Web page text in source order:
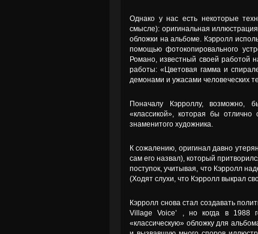
Однако у нас есть некоторые
смысле): оригинальная
обложки на альбоме. Кэрролл
помощью фотокопировального
Романо, известный своей работой
работы: «Цветовая гамма и
демонами и ужасами человеческих
Поначалу Кэрроллу, возможно,
«классикой», которая бы
знаменитого художника.
К сожалению, оригинал давно
сам его назвал), который
поступок, учитывая, что Кэрролл
(Ходят слухи, что Кэрролл выкрал
Кэрролл снова стал создавать
Village Voice’ , но когда в 1988
«классическую» обложку для